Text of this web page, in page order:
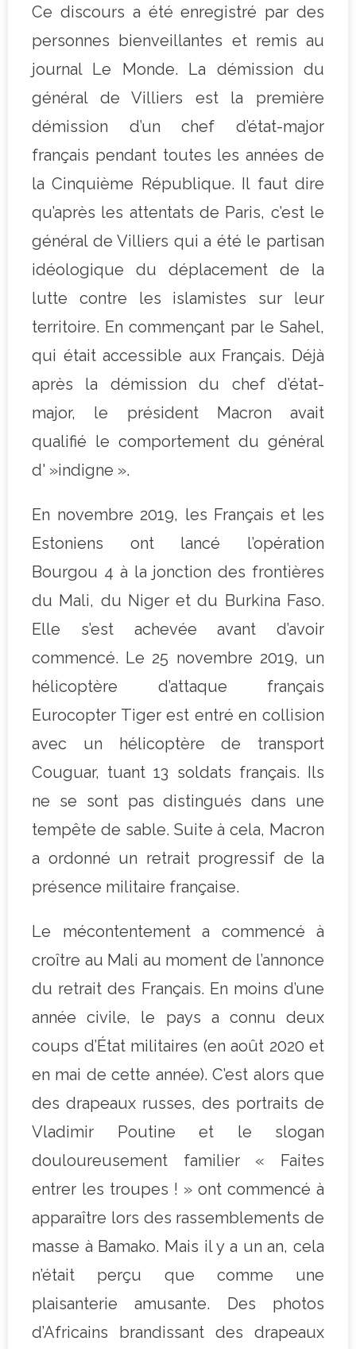
Ce discours a été enregistré par des
personnes bienveillantes et remis au
journal Le Monde. La démission du
général de Villiers est la première
démission d’un chef d’état-major
français pendant toutes les années de
la Cinquième République. Il faut dire
qu’après les attentats de Paris, c’est le
général de Villiers qui a été le partisan
idéologique du déplacement de la
lutte contre les islamistes sur leur
territoire. En commençant par le Sahel,
qui était accessible aux Français. Déjà
après la démission du chef d’état-
major, le président Macron avait
qualifié le comportement du général
d' »indigne ».
En novembre 2019, les Français et les
Estoniens ont lancé l’opération
Bourgou 4 à la jonction des frontières
du Mali, du Niger et du Burkina Faso.
Elle s’est achevée avant d’avoir
commencé. Le 25 novembre 2019, un
hélicoptère d’attaque français
Eurocopter Tiger est entré en collision
avec un hélicoptère de transport
Couguar, tuant 13 soldats français. Ils
ne se sont pas distingués dans une
tempête de sable. Suite à cela, Macron
a ordonné un retrait progressif de la
présence militaire française.
Le mécontentement a commencé à
croître au Mali au moment de l’annonce
du retrait des Français. En moins d’une
année civile, le pays a connu deux
coups d’État militaires (en août 2020 et
en mai de cette année). C’est alors que
des drapeaux russes, des portraits de
Vladimir Poutine et le slogan
douloureusement familier « Faites
entrer les troupes ! » ont commencé à
apparaître lors des rassemblements de
masse à Bamako. Mais il y a un an, cela
n’était perçu que comme une
plaisanterie amusante. Des photos
d’Africains brandissant des drapeaux